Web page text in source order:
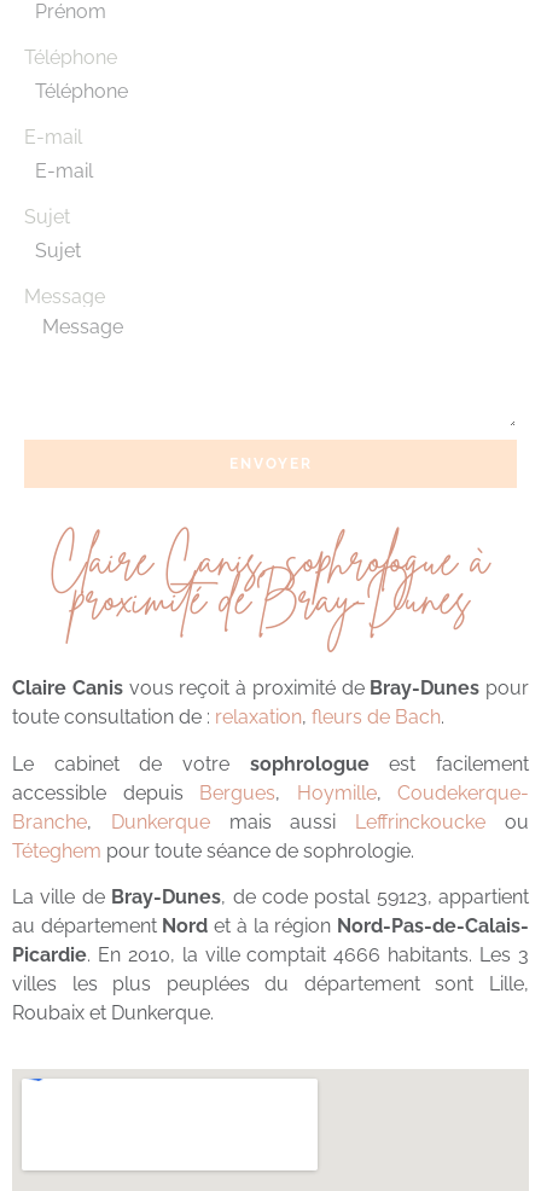
Téléphone
E-mail
Sujet
Message
ENVOYER
Claire Canis, sophrologue à
proximité de Bray-Dunes
Claire Canisvous reçoit à proximité de Bray-Dunes pour
toute consultation de : relaxation, fleurs de Bach.
Le cabinet de votre sophrologueest facilement
accessible depuis Bergues, Hoymille, Coudekerque-
Branche, Dunkerquemais aussi Leffrinckoucke ou
Téteghem pour toute séance de sophrologie.
La ville de Bray-Dunes, de code postal 59123, appartient
au département Nord et à la région Nord-Pas-de-Calais-
Picardie. En 2010, la ville comptait 4666 habitants. Les 3
villes les plus peuplées du département sont Lille,
Roubaix et Dunkerque.